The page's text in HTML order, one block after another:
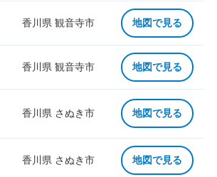
香川県 観音寺市 地図で見る
香川県 観音寺市 地図で見る
香川県 さぬき市 地図で見る
香川県 さぬき市 地図で見る